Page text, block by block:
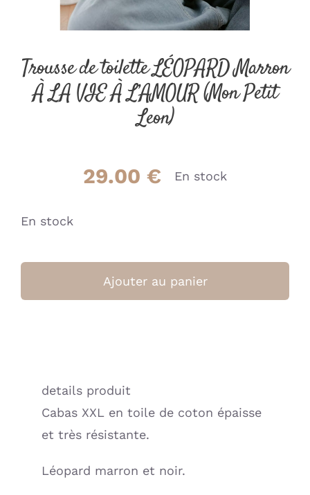
Trousse de toilette LÉOPARD Marron
À LA VIE À L’AMOUR (Mon Petit
Leon)
29.00€ En stock
En stock
de
LA
L'AMOUR
Ajouter au panier
details produit
Cabas XXL en toile de coton épaisse
et très résistante.
Léopard marron et noir.